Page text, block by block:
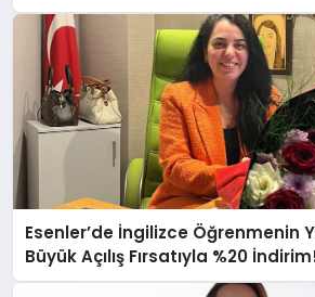
Esenler’de İngilizce Öğrenmenin
Büyük Açılış Fırsatıyla %20